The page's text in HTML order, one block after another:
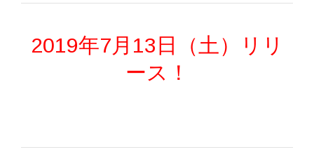
2019年7月13日（土）リリ
ース！